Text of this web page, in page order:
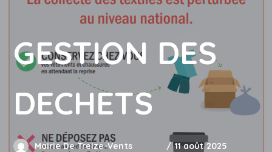
GESTION DES
DECHETS
Mairie De Treize-Vents 11 août 2025